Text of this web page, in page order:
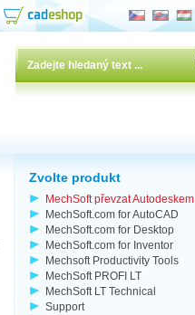
Zvolte produkt
MechSoft převzat Autodeskem
MechSoft.com for AutoCAD
MechSoft.com for Desktop
MechSoft.com for Inventor
Mechsoft Productivity Tools
MechSoft PROFI LT
MechSoft LT Technical
Support